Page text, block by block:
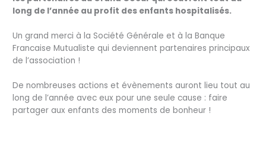
long de l’année au profit des enfants hospitalisés.
Un grand merci à la Société Générale et à la Banque
Francaise Mutualiste qui deviennent partenaires principaux
de l’association !
De nombreuses actions et évènements auront lieu tout au
long de l’année avec eux pour une seule cause : faire
partager aux enfants des moments de bonheur !